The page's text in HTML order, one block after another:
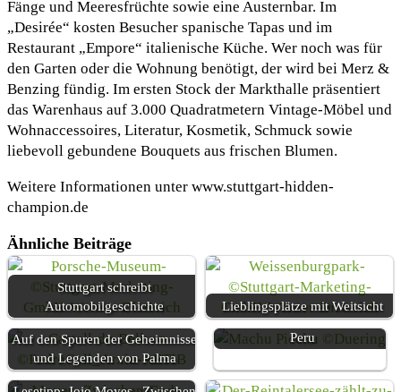
Fänge und Meeresfrüchte sowie eine Austernbar. Im
„Desirée“ kosten Besucher spanische Tapas und im
Restaurant „Empore“ italienische Küche. Wer noch was für
den Garten oder die Wohnung benötigt, der wird bei Merz &
Benzing fündig. Im ersten Stock der Markthalle präsentiert
das Warenhaus auf 3.000 Quadratmetern Vintage-Möbel und
Wohnaccessoires, Literatur, Kosmetik, Schmuck sowie
liebevoll gebundene Bouquets aus frischen Blumen.
Weitere Informationen unter www.stuttgart-hidden-
champion.de
Ähnliche Beiträge
Stuttgart schreibt
Automobilgeschichte
Lieblingsplätze mit Weitsicht
Auf den Spuren der Geheimnisse
und Legenden von Palma
Superlative zum Staunen aus
Peru